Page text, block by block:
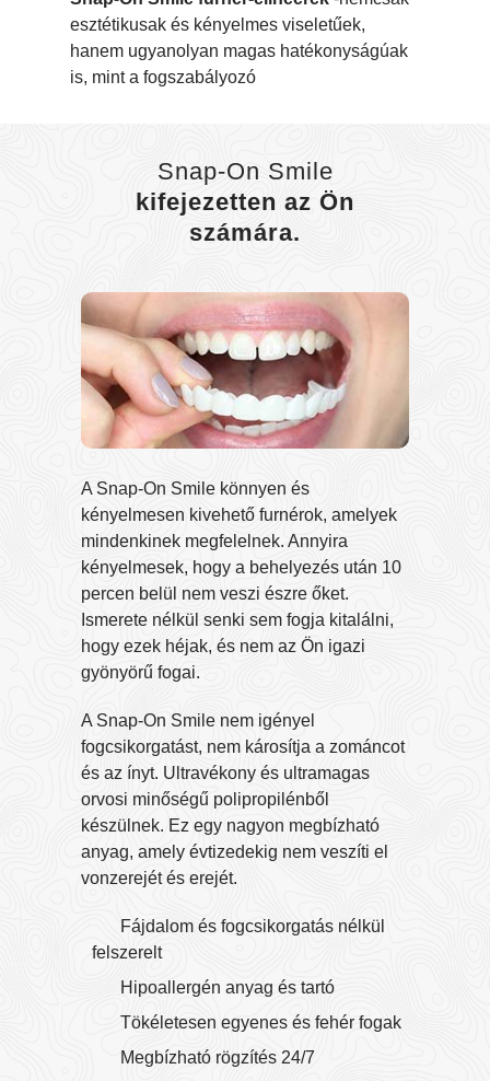
esztétikusak és kényelmes viseletűek,
hanem ugyanolyan magas hatékonyságúak
is, mint a fogszabályozó
Snap-On Smile
kifejezetten az Ön
számára.
A Snap-On Smile könnyen és
kényelmesen kivehető furnérok, amelyek
mindenkinek megfelelnek. Annyira
kényelmesek, hogy a behelyezés után 10
percen belül nem veszi észre őket.
Ismerete nélkül senki sem fogja kitalálni,
hogy ezek héjak, és nem az Ön igazi
gyönyörű fogai.
A Snap-On Smile nem igényel
fogcsikorgatást, nem károsítja a zománcot
és az ínyt. Ultravékony és ultramagas
orvosi minőségű polipropilénből
készülnek. Ez egy nagyon megbízható
anyag, amely évtizedekig nem veszíti el
vonzerejét és erejét.
Fájdalom és fogcsikorgatás nélkül
felszerelt
Hipoallergén anyag és tartó
Tökéletesen egyenes és fehér fogak
Megbízható rögzítés 24/7